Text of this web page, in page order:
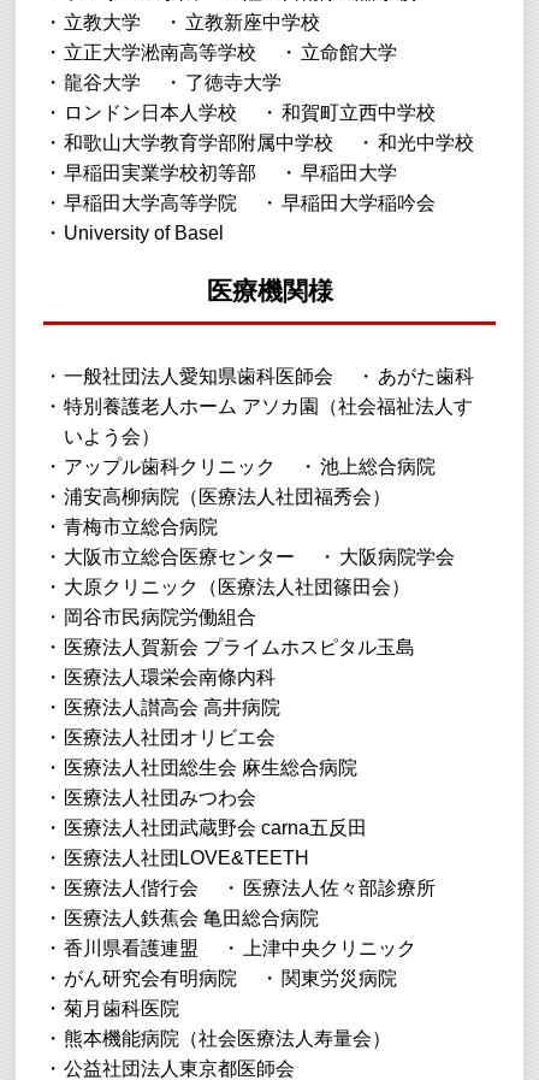
立教大学
立教新座中学校
立正大学淞南高等学校
立命館大学
龍谷大学
了徳寺大学
ロンドン日本人学校
和賀町立西中学校
和歌山大学教育学部附属中学校
和光中学校
早稲田実業学校初等部
早稲田大学
早稲田大学高等学院
早稲田大学稲吟会
University of Basel
医療機関様
一般社団法人愛知県歯科医師会
あがた歯科
特別養護老人ホーム アソカ園（社会福祉法人す
いよう会）
アップル歯科クリニック
池上総合病院
浦安高柳病院（医療法人社団福秀会）
青梅市立総合病院
大阪市立総合医療センター
大阪病院学会
大原クリニック（医療法人社団篠田会）
岡谷市民病院労働組合
医療法人賀新会 プライムホスピタル玉島
医療法人環栄会南條内科
医療法人讃高会 高井病院
医療法人社団オリビエ会
医療法人社団総生会 麻生総合病院
医療法人社団みつわ会
医療法人社団武蔵野会 carna五反田
医療法人社団LOVE&TEETH
医療法人偕行会
医療法人佐々部診療所
医療法人鉄蕉会 亀田総合病院
香川県看護連盟
上津中央クリニック
がん研究会有明病院
関東労災病院
菊月歯科医院
熊本機能病院（社会医療法人寿量会）
公益社団法人東京都医師会